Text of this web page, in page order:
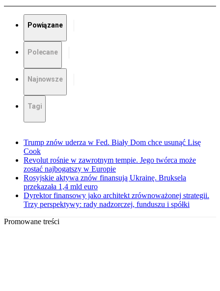
Powiązane
Polecane
Najnowsze
Tagi
Trump znów uderza w Fed. Biały Dom chce usunąć Lisę
Cook
Revolut rośnie w zawrotnym tempie. Jego twórca może
zostać najbogatszy w Europie
Rosyjskie aktywa znów finansują Ukrainę. Bruksela
przekazała 1,4 mld euro
Dyrektor finansowy jako architekt zrównoważonej strategii.
Trzy perspektywy: rady nadzorczej, funduszu i spółki
Promowane treści